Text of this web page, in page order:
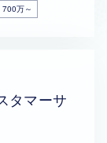
700万～
タマーサ